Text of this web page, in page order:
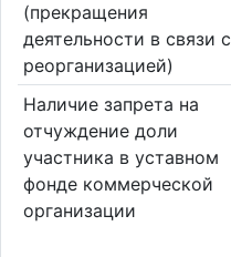
(прекращения
деятельности в связи с
реорганизацией)
Наличие запрета на
отчуждение доли
участника в уставном
фонде коммерческой
организации